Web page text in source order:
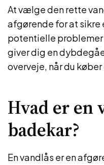
At vælge den rette
afgørende for at
potentielle
giver dig en
overveje, når du
Hvad er en
badekar?
En vandlås er en